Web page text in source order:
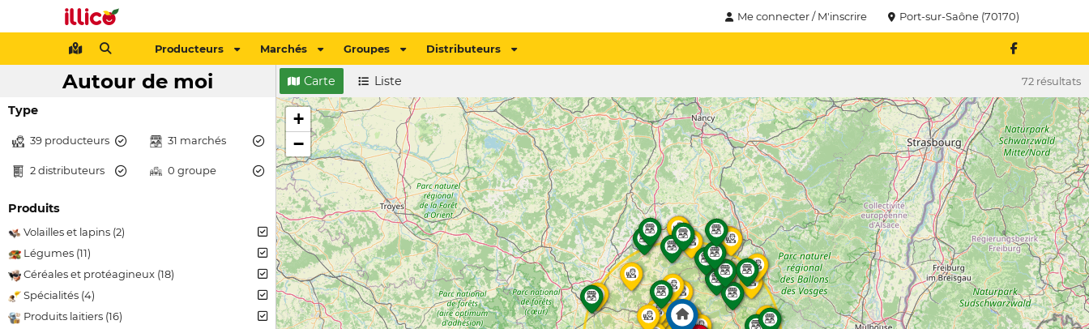
Me connecter / M'inscrire Port-sur-Saône (70170)
Producteurs Marchés Groupes Distributeurs
Autour de moi
Type
39 producteurs 31 marchés
2 distributeurs 0 groupe
Produits
Volailles et lapins (2)
Légumes (11)
Céréales et protéagineux (18)
Spécialités (4)
Produits laitiers (16)
72 résultats
Carte Liste
+
−